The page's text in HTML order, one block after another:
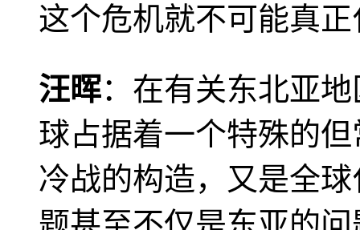
这个危机就不可能真
汪晖：在有关东北亚
球占据着一个特殊的
冷战的构造，又是全